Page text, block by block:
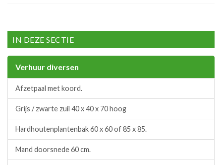
IN DEZE SECTIE
Verhuur diversen
Afzetpaal met koord.
Grijs / zwarte zuil 40 x 40 x 70 hoog
Hardhoutenplantenbak 60 x 60 of 85 x 85.
Mand doorsnede 60 cm.